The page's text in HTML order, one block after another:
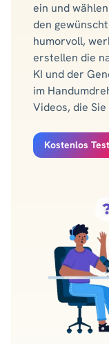
ein und
den
humorvoll,
erstellen die
KI und der
im
Videos, die
Kostenlos